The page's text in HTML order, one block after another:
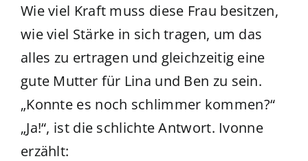
Wie viel Kraft muss diese Frau besitzen,
wie viel Stärke in sich tragen, um das
alles zu ertragen und gleichzeitig eine
gute Mutter für Lina und Ben zu sein.
„Konnte es noch schlimmer kommen?“
„Ja!“, ist die schlichte Antwort. Ivonne
erzählt: